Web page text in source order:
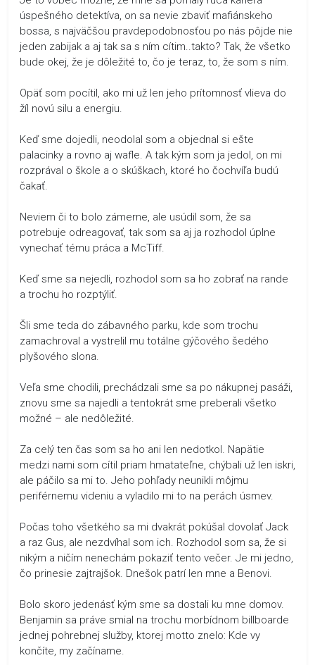
úspešného detektíva, on sa nevie zbaviť mafiánskeho
bossa, s najväčšou pravdepodobnosťou po nás pôjde nie
jeden zabijak a aj tak sa s ním cítim..takto? Tak, že všetko
bude okej, že je dôležité to, čo je teraz, to, že som s ním.
Opäť som pocítil, ako mi už len jeho prítomnosť vlieva do
žíl novú silu a energiu.
Keď sme dojedli, neodolal som a objednal si ešte
palacinky a rovno aj wafle. A tak kým som ja jedol, on mi
rozprával o škole a o skúškach, ktoré ho čochvíľa budú
čakať.
Neviem či to bolo zámerne, ale usúdil som, že sa
potrebuje odreagovať, tak som sa aj ja rozhodol úplne
vynechať tému práca a McTiff.
Keď sme sa nejedli, rozhodol som sa ho zobrať na rande
a trochu ho rozptýliť.
Šli sme teda do zábavného parku, kde som trochu
zamachroval a vystrelil mu totálne gýčového šedého
plyšového slona.
Veľa sme chodili, prechádzali sme sa po nákupnej pasáži,
znovu sme sa najedli a tentokrát sme preberali všetko
možné – ale nedôležité.
Za celý ten čas som sa ho ani len nedotkol. Napätie
medzi nami som cítil priam hmatateľne, chýbali už len iskri,
ale páčilo sa mi to. Jeho pohľady neunikli môjmu
periférnemu videniu a vyladilo mi to na perách úsmev.
Počas toho všetkého sa mi dvakrát pokúšal dovolať Jack
a raz Gus, ale nezdvíhal som ich. Rozhodol som sa, že si
nikým a ničím nenechám pokaziť tento večer. Je mi jedno,
čo prinesie zajtrajšok. Dnešok patrí len mne a Benovi.
Bolo skoro jedenásť kým sme sa dostali ku mne domov.
Benjamin sa práve smial na trochu morbídnom billboarde
jednej pohrebnej služby, ktorej motto znelo: Kde vy
končíte, my začíname.